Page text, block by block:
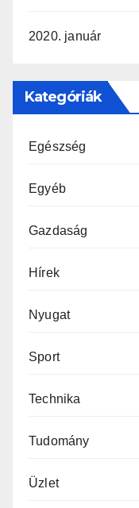
2020. január
Kategóriák
Egészség
Egyéb
Gazdaság
Hírek
Nyugat
Sport
Technika
Tudomány
Üzlet